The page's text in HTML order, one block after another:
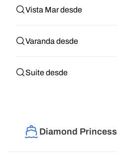
Vista Mar desde
Varanda desde
Suite desde
Diamond Princess